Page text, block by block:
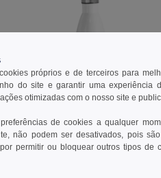
€
próprios e de terceiros para
do site e garantir uma experiência
otimizadas com o nosso site e
de cookies a qualquer
não podem ser desativados, pois
permitir ou bloquear outros tipos de